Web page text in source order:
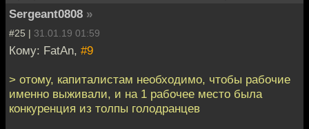
Sergeant0808 »
#25 | 31.01.19 01:59
Кому: FatAn, #9
> отому, капиталистам необходимо, чтобы рабочие
именно выживали, и на 1 рабочее место была
конкуренция из толпы голодранцев